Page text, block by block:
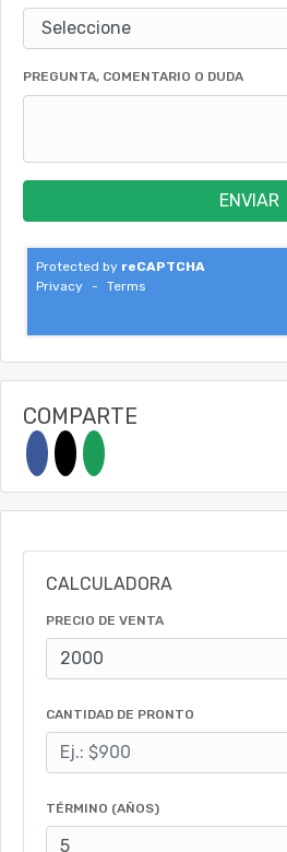
PREGUNTA, COMENTARIO O DUDA
ENVIAR
Protected by reCAPTCHA
Privacy
- Terms
COMPARTE
CALCULADORA
PRECIO DE VENTA
CANTIDAD DE PRONTO
TÉRMINO (AÑOS)